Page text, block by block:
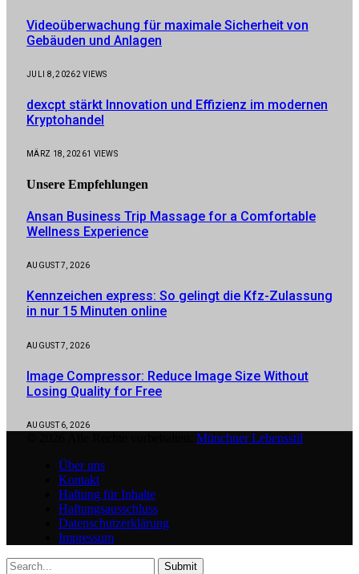
Videoüberwachung für maximale Sicherheit von
Gebäuden und Anlagen
JULI 8, 20262VIEWS
dexcpt stärkt Innovation und Effizienz im modernen
Kryptohandel
MÄRZ 18, 20261 VIEWS
Unsere Empfehlungen
Ansan Business Trip Massage for a Comfortable
Wellness Experience
AUGUST 7, 2026
Kennzeichen express: So gelingt die Kfz-Zulassung
in nur 15 Minuten online
AUGUST 7, 2026
Image Compressor: Reduce Image Size Without
Losing Quality for Free
AUGUST 6, 2026
Münchner Lebensstil
Über uns
Kontakt
Haftung für Inhalte
Haftungsausschluss
Datenschutzerklärung
Impressum
Submit